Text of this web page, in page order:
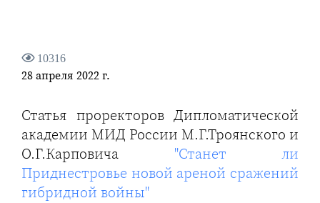
10316
28 апреля 2022 г.
Статья проректоров Дипломатической
академии МИД России М.Г.Троянского и
О.Г.Карповича "Станет ли
Приднестровье новой ареной сражений
гибридной войны"